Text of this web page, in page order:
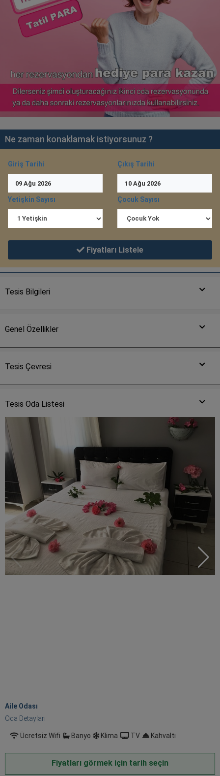
Ne zaman konaklamak istiyorsunuz ?
Giriş Tarihi
09 Ağu 2026
Çıkış Tarihi
10 Ağu 2026
Yetişkin Sayısı Çocuk Sayısı
Fiyatları Listele
Tesis Bilgileri
Genel Özellikler
Tesis Çevresi
Tesis Oda Listesi
Aile Odası
Oda Detayları
Ücretsiz Wifi Banyo Klima TV Kahvaltı
Fiyatları görmek için tarih seçin